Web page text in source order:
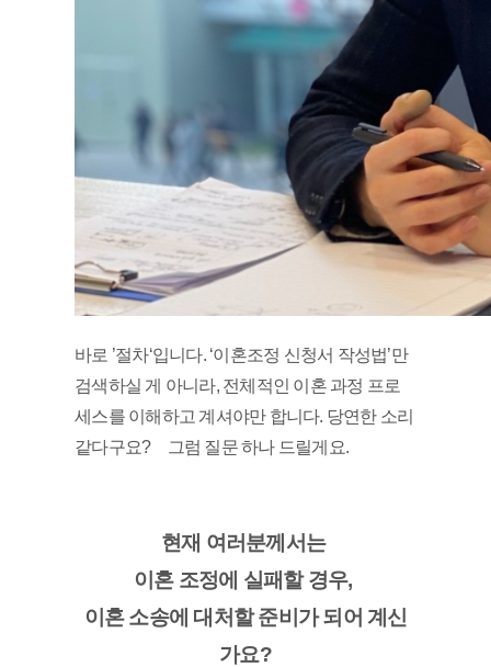
바로 ’절차‘입니다. ‘이혼조정 신청서 작성법’만
검색하실 게 아니라, 전체적인 이혼 과정 프로
세스를 이해하고 계셔야만 합니다. 당연한 소리
같다구요?　그럼 질문 하나 드릴게요.
현재 여러분께서는
이혼 조정에 실패할 경우,
이혼 소송에 대처할 준비가 되어 계신
가요?